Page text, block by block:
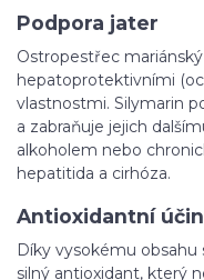
Podpora jater
Ostropestřec
hepatoprotektivními
vlastnostmi. Silymarin
a zabraňuje jejich
alkoholem nebo
hepatitida a cirhóza.
Antioxidantní
Díky vysokému
silný antioxidant, který